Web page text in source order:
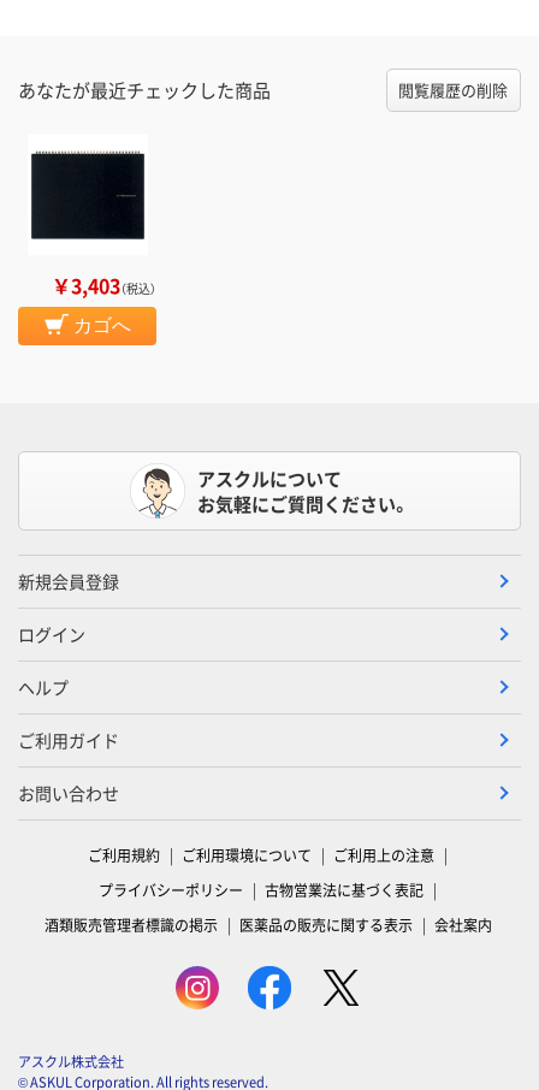
あなたが最近チェックした商品 閲覧履歴の削除
￥3,403（税込）
カゴへ
アスクルについて
お気軽にご質問ください。
新規会員登録
ログイン
ヘルプ
ご利用ガイド
お問い合わせ
ご利用規約 ご利用環境について
ご利用上の注意
プライバシーポリシー
古物営業法に基づく表記
酒類販売管理者標識の掲示
医薬品の販売に関する表示 会社案内
アスクル株式会社
© ASKUL Corporation. All rights reserved.